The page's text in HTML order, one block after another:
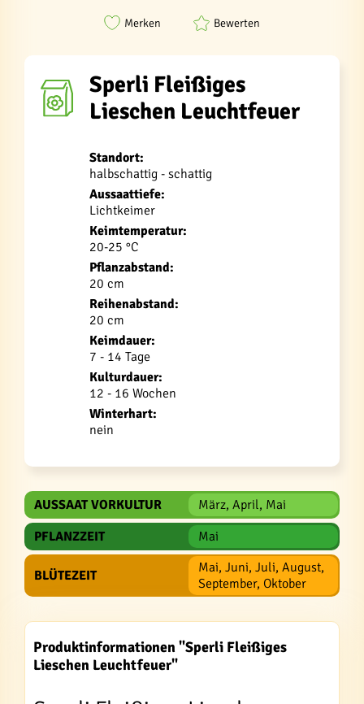
Merken Bewerten
Sperli Fleißiges
Lieschen Leuchtfeuer
Standort:
halbschattig - schattig
Aussaattiefe:
Lichtkeimer
Keimtemperatur:
20-25 °C
Pflanzabstand:
20 cm
Reihenabstand:
20 cm
Keimdauer:
7 - 14 Tage
Kulturdauer:
12 - 16 Wochen
Winterhart:
nein
AUSSAAT VORKULTUR
März, April, Mai
PFLANZZEIT
Mai
BLÜTEZEIT
Mai, Juni, Juli, August,
September, Oktober
Produktinformationen "Sperli Fleißiges
Lieschen Leuchtfeuer"